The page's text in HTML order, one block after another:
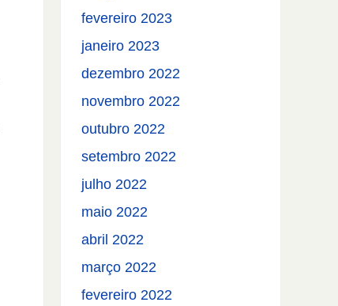
fevereiro 2023
janeiro 2023
dezembro 2022
novembro 2022
outubro 2022
setembro 2022
julho 2022
maio 2022
abril 2022
março 2022
fevereiro 2022